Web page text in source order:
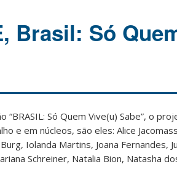
Brasil: Só
Só Quem Vive(u) Sabe”, o
e em núcleos, são eles: Alice
Iolanda Martins, Joana Fernandes,
Schreiner, Natalia Bion, Natasha